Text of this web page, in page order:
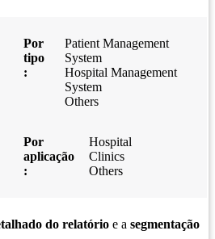
Por
tipo
:
Patient Management
System
Hospital Management
System
Others
Por
aplicação
:
Hospital
Clinics
Others
do relatório e a segmentação